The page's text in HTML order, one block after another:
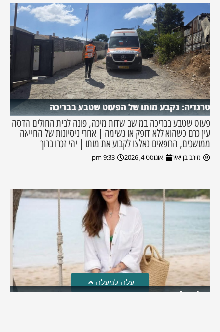
טרגדיה: נקבע מותו של הפעוט שטבע בבריכה
פעוט שטבע בבריכה במושב שדות מיכה, פונה לבית החולים הדסה
עין כרם כשהוא ללא דופק או נשימה | אחרי ניסיונות של החייאה
ממושכים, הרופאים נאלצו לקבוע את מותו | יהי זכרו ברוך
מירב בן יאיר אוגוסט 4, 2026 9:33 pm
מזל טוב!
עלה למעלה